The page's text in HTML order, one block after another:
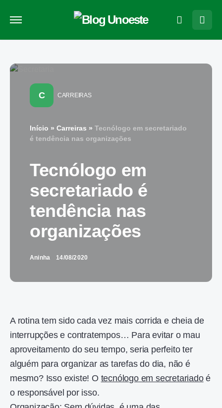
C CARREIRAS
Início » Carreiras » Tecnólogo em secretariado
é tendência nas organizações
Tecnólogo em
secretariado é
tendência nas
organizações
Aninha 14/08/2020
A rotina tem sido cada vez mais corrida e cheia de
interrupções e contratempos… Para evitar o mau
aproveitamento do seu tempo, seria perfeito ter
alguém para organizar as tarefas do dia, não é
mesmo? Isso existe! O tecnólogo em secretariadoé
o responsável por isso.